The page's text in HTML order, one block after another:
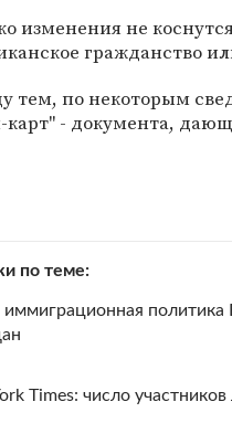
изменения не
гражданство
тем, по некоторым
карт" - документа,
по теме
иммиграционная
Times: число